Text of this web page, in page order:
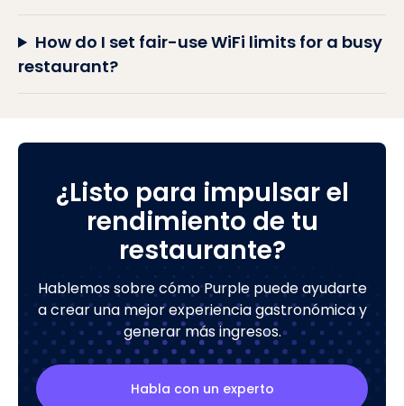
How do I set fair-use WiFi limits for a busy
restaurant?
¿Listo para impulsar el
rendimiento de tu
restaurante?
Hablemos sobre cómo Purple puede ayudarte
a crear una mejor experiencia gastronómica y
generar más ingresos.
Habla con un experto